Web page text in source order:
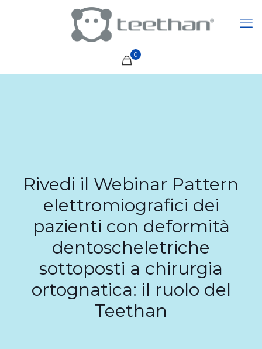
0
Rivedi il Webinar Pattern
elettromiografici dei
pazienti con deformità
dentoscheletriche
sottoposti a chirurgia
ortognatica: il ruolo del
Teethan